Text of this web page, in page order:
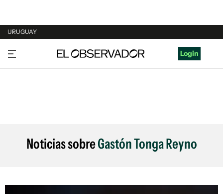
URUGUAY
URUGUAY
ARGENTINA
Login
Noticias sobreGastón Tonga Reyno